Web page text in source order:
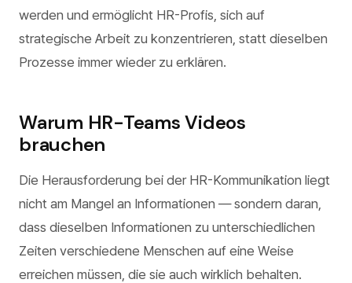
werden und ermöglicht HR-Profis, sich auf
strategische Arbeit zu konzentrieren, statt dieselben
Prozesse immer wieder zu erklären.
Warum HR-Teams Videos
brauchen
Die Herausforderung bei der HR-Kommunikation liegt
nicht am Mangel an Informationen — sondern daran,
dass dieselben Informationen zu unterschiedlichen
Zeiten verschiedene Menschen auf eine Weise
erreichen müssen, die sie auch wirklich behalten.